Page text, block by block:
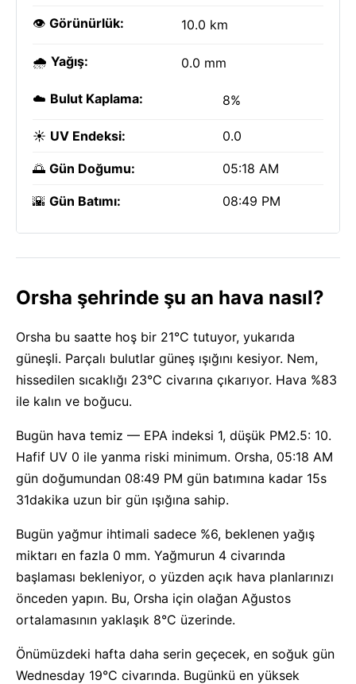
👁️ Görünürlük: 10.0 km
🌧️ Yağış: 0.0 mm
☁️ Bulut Kaplama: 8%
☀️ UV Endeksi: 0.0
🌅 Gün Doğumu: 05:18 AM
🌇 Gün Batımı: 08:49 PM
Orsha şehrinde şu an hava nasıl?
Orsha bu saatte hoş bir 21°C tutuyor, yukarıda
güneşli. Parçalı bulutlar güneş ışığını kesiyor. Nem,
hissedilen sıcaklığı 23°C civarına çıkarıyor. Hava %83
ile kalın ve boğucu.
Bugün hava temiz — EPA indeksi 1, düşük PM2.5: 10.
Hafif UV 0 ile yanma riski minimum. Orsha, 05:18 AM
gün doğumundan 08:49 PM gün batımına kadar 15s
31dakika uzun bir gün ışığına sahip.
Bugün yağmur ihtimali sadece %6, beklenen yağış
miktarı en fazla 0 mm. Yağmurun 4 civarında
başlaması bekleniyor, o yüzden açık hava planlarınızı
önceden yapın. Bu, Orsha için olağan Ağustos
ortalamasının yaklaşık 8°C üzerinde.
Önümüzdeki hafta daha serin geçecek, en soğuk gün
Wednesday 19°C civarında. Bugünkü en yüksek